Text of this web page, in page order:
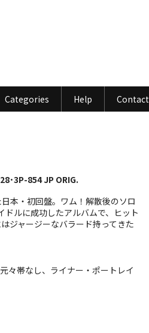
Categories Help Contact
･3P-854 JP ORIG.
本・初回盤。ワム！解散後のソロ
ドルに成功したアルバムで、ヒット
ジャージーなバラード持ってきた
々帯なし、ライナー・ポートレイ